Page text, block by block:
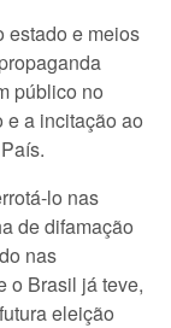
estado e meios
público no
a incitação ao
lo nas
de difamação
nas
o Brasil já teve,
eleição